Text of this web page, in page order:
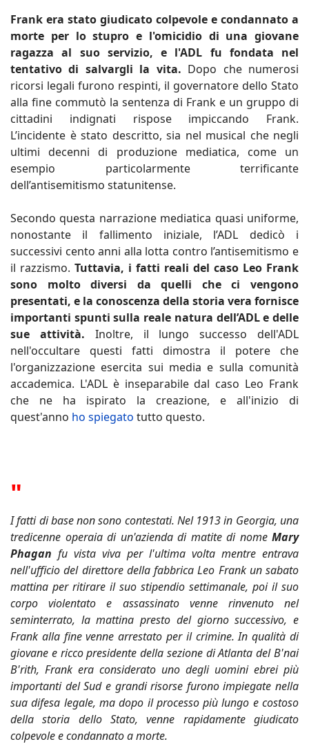
Frank era stato giudicato colpevole e condannato a
morte per lo stupro e l'omicidio di una giovane
ragazza al suo servizio, e l'ADL fu fondata nel
tentativo di salvargli la vita. Dopo che numerosi
ricorsi legali furono respinti, il governatore dello Stato
alla fine commutò la sentenza di Frank e un gruppo di
cittadini indignati rispose impiccando Frank.
L’incidente è stato descritto, sia nel musical che negli
ultimi decenni di produzione mediatica, come un
esempio particolarmente terrificante
dell’antisemitismo statunitense.
Secondo questa narrazione mediatica quasi uniforme,
nonostante il fallimento iniziale, l’ADL dedicò i
successivi cento anni alla lotta contro l’antisemitismo e
il razzismo. Tuttavia, i fatti reali del caso Leo Frank
sono molto diversi da quelli che ci vengono
presentati, e la conoscenza della storia vera fornisce
importanti spunti sulla reale natura dell’ADL e delle
sue attività. Inoltre, il lungo successo dell'ADL
nell'occultare questi fatti dimostra il potere che
l'organizzazione esercita sui media e sulla comunità
accademica. L'ADL è inseparabile dal caso Leo Frank
che ne ha ispirato la creazione, e all'inizio di
quest'anno ho spiegato tutto questo.
"
I fatti di base non sono contestati. Nel 1913 in Georgia, una
tredicenne operaia di un'azienda di matite di nome Mary
Phagan fu vista viva per l'ultima volta mentre entrava
nell'ufficio del direttore della fabbrica Leo Frank un sabato
mattina per ritirare il suo stipendio settimanale, poi il suo
corpo violentato e assassinato venne rinvenuto nel
seminterrato, la mattina presto del giorno successivo, e
Frank alla fine venne arrestato per il crimine. In qualità di
giovane e ricco presidente della sezione di Atlanta del B'nai
B'rith, Frank era considerato uno degli uomini ebrei più
importanti del Sud e grandi risorse furono impiegate nella
sua difesa legale, ma dopo il processo più lungo e costoso
della storia dello Stato, venne rapidamente giudicato
colpevole e condannato a morte.